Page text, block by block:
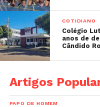
COTIDIANO
Colégio
anos de
Cândido
Artigos
PAPO DE HOMEM